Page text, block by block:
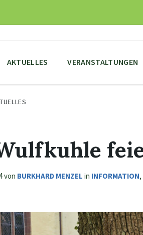
AKTUELLES VERANSTALTUNGEN
von BURKHARD MENZEL in INFORMATION,